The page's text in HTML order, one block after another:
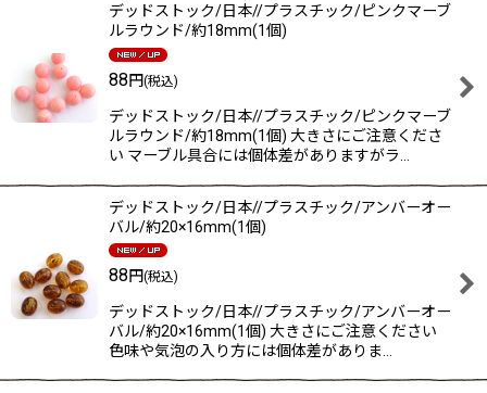
デッドストック/日本//プラスチック/ピンクマーブ
ルラウンド/約18mm(1個)
88円(税込)
デッドストック/日本//プラスチック/ピンクマーブ
ルラウンド/約18mm(1個) 大きさにご注意くださ
い マーブル具合には個体差がありますがラ…
デッドストック/日本//プラスチック/アンバーオー
バル/約20×16mm(1個)
88円(税込)
デッドストック/日本//プラスチック/アンバーオー
バル/約20×16mm(1個) 大きさにご注意ください
色味や気泡の入り方には個体差がありま…